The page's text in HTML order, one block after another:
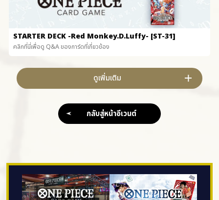
STARTER DECK -Red Monkey.D.Luffy- [ST-31]
คลิกที่นี่เพื่อดู Q&A ของการ์ดที่เกี่ยวข้อง
ดูเพิ่มเติม
กลับสู่หน้าอีเวนต์